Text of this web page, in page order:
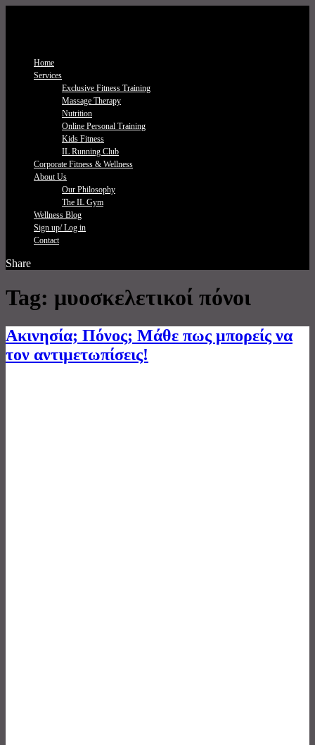
Home
Services
Exclusive Fitness Τraining
Massage Therapy
Nutrition
Online Personal Training
Kids Fitness
IL Running Club
Corporate Fitness & Wellness
About Us
Our Philosophy
The IL Gym
Wellness Blog
Sign up/ Log in
Contact
Share
Tag: μυοσκελετικοί πόνοι
Ακινησία; Πόνος; Μάθε πως μπορείς να
τον αντιμετωπίσεις!